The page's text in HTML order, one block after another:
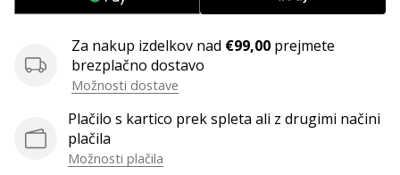
ali
Začnite
služiti.
Pridružite
Za nakup izdelkov nad €99,00 prejmete
brezplačno dostavo
Možnosti dostave
Plačilo s kartico prek spleta ali z drugimi načini
plačila
Možnosti plačila